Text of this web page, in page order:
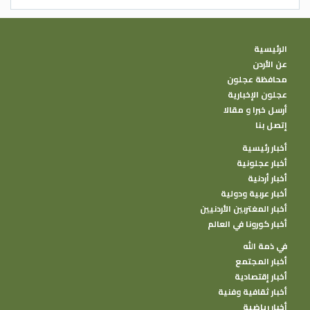
الرئيسية
عن الأردن
محافظة عجلون
عجلون الإخبارية
أرسل خبرا و مقالا
إتصل بنا
أخبار رئيسية
أخبار عجلونية
أخبار أردنية
أخبار عربية ودولية
أخبار المغتربين الأردنيين
أخبار كورونا في العالم
في ذمة الله
أخبار المجتمع
أخبار إقتصادية
أخبار ثقافية وفنية